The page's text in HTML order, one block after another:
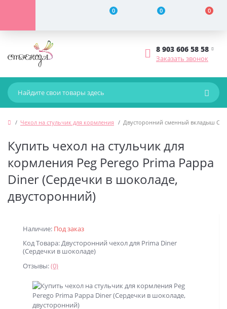
0 0 0
8 903 606 58 58
Заказать звонок
Чехол на стульчик для кормления Двусторонний сменный вкладыш
Купить чехол на стульчик для
кормления Peg Perego Prima Pappa
Diner (Сердечки в шоколаде,
двусторонний)
Наличие: Под заказ
Код Товара: Двусторонний чехол для Prima Diner
(Сердечки в шоколаде)
Отзывы:(0)